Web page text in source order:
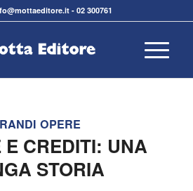
-02 300761
OPERE
E CREDITI: UNA
STORIA